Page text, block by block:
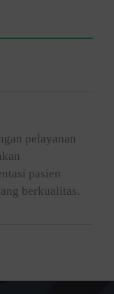
pelayanan
pasien
berkualitas.